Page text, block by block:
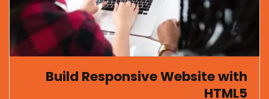
Build Responsive Website with
HTML5